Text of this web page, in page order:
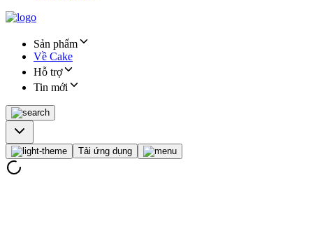
Sản phẩm
Về Cake
Hỗ trợ
Tin mới
Tải ứng dụng